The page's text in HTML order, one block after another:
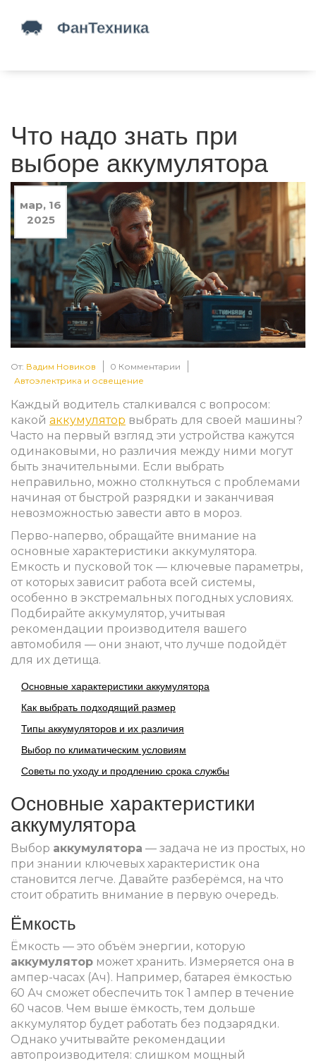
Что надо знать при
выборе аккумулятора
мар, 16
2025
От: Вадим Новиков
0 Комментарии
Автоэлектрика и освещение
Каждый водитель сталкивался с вопросом:
какой аккумулятор выбрать для своей машины?
Часто на первый взгляд эти устройства кажутся
одинаковыми, но различия между ними могут
быть значительными. Если выбрать
неправильно, можно столкнуться с проблемами
начиная от быстрой разрядки и заканчивая
невозможностью завести авто в мороз.
Перво-наперво, обращайте внимание на
основные характеристики аккумулятора.
Емкость и пусковой ток — ключевые параметры,
от которых зависит работа всей системы,
особенно в экстремальных погодных условиях.
Подбирайте аккумулятор, учитывая
рекомендации производителя вашего
автомобиля — они знают, что лучше подойдёт
для их детища.
Основные характеристики аккумулятора
Как выбрать подходящий размер
Типы аккумуляторов и их различия
Выбор по климатическим условиям
Советы по уходу и продлению срока службы
Основные характеристики
аккумулятора
Выбор аккумулятора — задача не из простых, но
при знании ключевых характеристик она
становится легче. Давайте разберёмся, на что
стоит обратить внимание в первую очередь.
Ёмкость
Ёмкость — это объём энергии, которую
аккумулятор может хранить. Измеряется она в
ампер-часах (Ач). Например, батарея ёмкостью
60 Ач сможет обеспечить ток 1 ампер в течение
60 часов. Чем выше ёмкость, тем дольше
аккумулятор будет работать без подзарядки.
Однако учитывайте рекомендации
автопроизводителя: слишком мощный